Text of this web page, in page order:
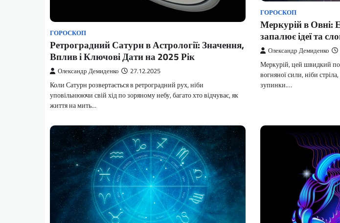
ГОРОСКОП
Ретроградний Сатурн в Астрології: Значення,
Вплив і Ключові Дати на 2025 Рік
Олександр Демиденко 27.12.2025
Коли Сатурн розвертається в ретроградний рух, ніби
уповільнюючи свій хід по зоряному небу, багато хто відчуває, як
життя на мить…
ГОРОСКОП
Меркурій в Овні:
запалює ідеї та
Олександр Демиденко
Меркурій, цей швидкий
вогняної сили, ніби
зупинки.…